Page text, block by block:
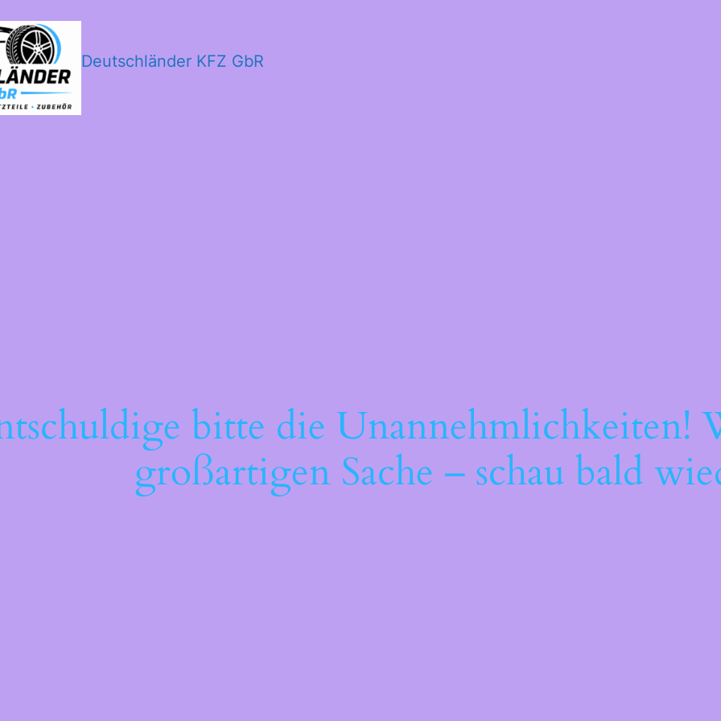
Deutschländer KFZ GbR
bitte die Unannehmlichkeiten!
großartigen Sache – schau bald